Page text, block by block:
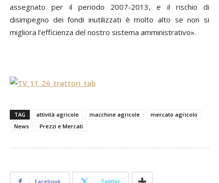
assegnato per il periodo 2007-2013, e il rischio di
disimpegno dei fondi inutilizzati è molto alto se non si
migliora l’efficienza del nostro sistema amministrativo».
TAG attività agricole macchine agricole
mercato agricolo
News
Prezzi e Mercati
Facebook Twitter